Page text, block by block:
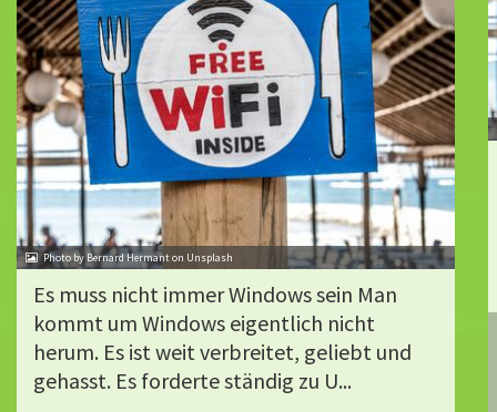
Photo by Bernard Hermant on Unsplash
Es muss nicht immer Windows sein Man
kommt um Windows eigentlich nicht
herum. Es ist weit verbreitet, geliebt und
gehasst. Es forderte ständig zu U...